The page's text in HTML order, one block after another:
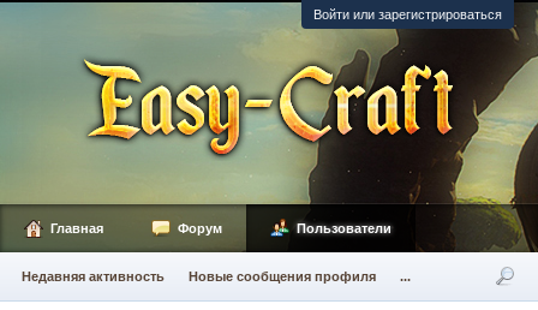
Войти или зарегистрироваться
Главная Форум Пользователи
Недавняя активность Новые сообщения профиля ...